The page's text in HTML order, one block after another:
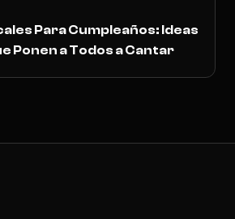
Para Cumpleaños: Ideas
Ponen a Todos a Cantar